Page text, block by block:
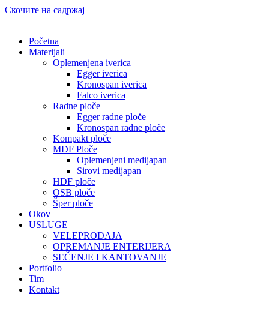
Скочите на садржај
Početna
Materijali
Oplemenjena iverica
Egger iverica
Kronospan iverica
Falco iverica
Radne ploče
Egger radne ploče
Kronospan radne ploče
Kompakt ploče
MDF Ploče
Oplemenjeni medijapan
Sirovi medijapan
HDF ploče
OSB ploče
Šper ploče
Okov
USLUGE
VELEPRODAJA
OPREMANJE ENTERIJERA
SEČENJE I KANTOVANJE
Portfolio
Tim
Kontakt